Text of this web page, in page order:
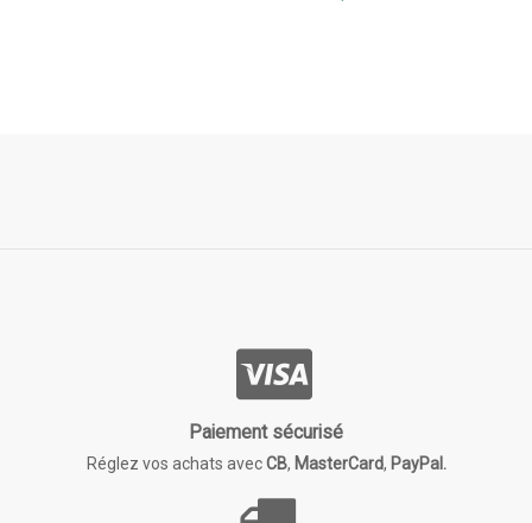
Paiement sécurisé
Réglez vos achats avecCB, MasterCard, PayPal.